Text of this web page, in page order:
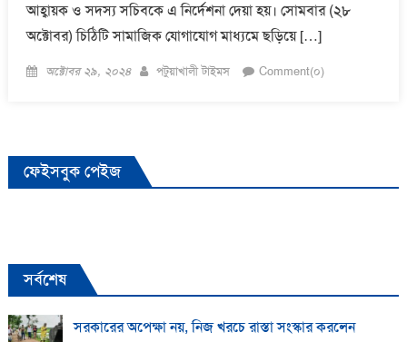
আহ্বায়ক ও সদস্য সচিবকে এ নির্দেশনা দেয়া হয়। সোমবার (২৮
অক্টোবর) চিঠিটি সামাজিক যোগাযোগ মাধ্যমে ছড়িয়ে […]
Posted
অক্টোবর ২৯, ২০২৪ Author
পটুয়াখালী টাইমস Comment(০)
ফেইসবুক পেইজ
সর্বশেষ
সরকারের অপেক্ষা নয়, নিজ খরচে রাস্তা সংস্কার করলেন